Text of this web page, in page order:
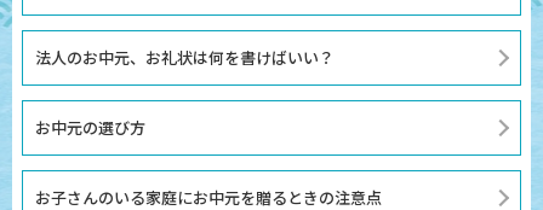
法人のお中元、お礼状は何を書けばいい？
お中元の選び方
お子さんのいる家庭にお中元を贈るときの注意点